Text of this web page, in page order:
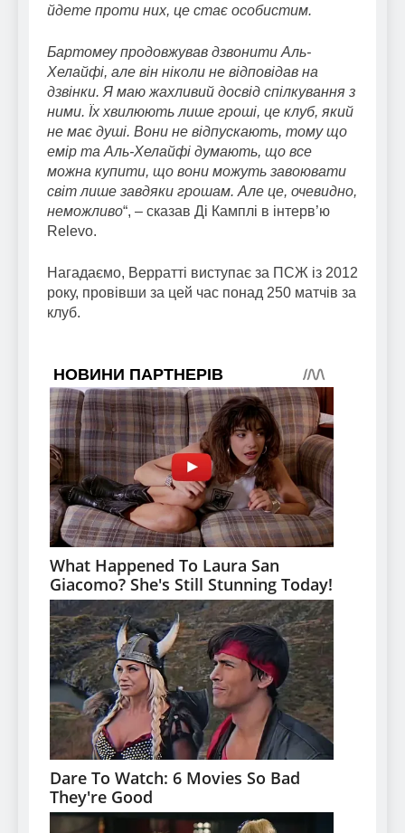
йдете проти них, це стає особистим.
Бартомеу продовжував дзвонити Аль-
Хелайфі, але він ніколи не відповідав на
дзвінки. Я маю жахливий досвід спілкування з
ними. Їх хвилюють лише гроші, це клуб, який
не має душі. Вони не відпускають, тому що
емір та Аль-Хелайфі думають, що все
можна купити, що вони можуть завоювати
світ лише завдяки грошам. Але це, очевидно,
неможливо“, – сказав Ді Камплі в інтерв’ю
Relevo.
Нагадаємо, Верратті виступає за ПСЖ із 2012
року, провівши за цей час понад 250 матчів за
клуб.